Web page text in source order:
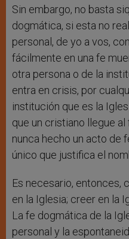
Sin embargo, no basta
dogmática, si esta no
personal, de yo a vos,
fácilmente en una fe
otra persona o de la
entra en crisis, por
institución que es la
que un cristiano llegue al
nunca hecho un acto de
único que justifica el
Es necesario, entonces,
en la Iglesia; creer en la
La fe dogmática de la
personal y la